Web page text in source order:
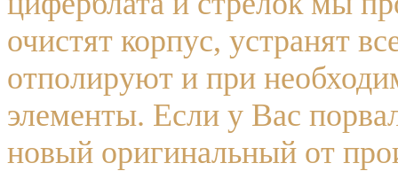
очистят корпус, устранят
отполируют и при
элементы. Если у Вас
новый оригинальный от